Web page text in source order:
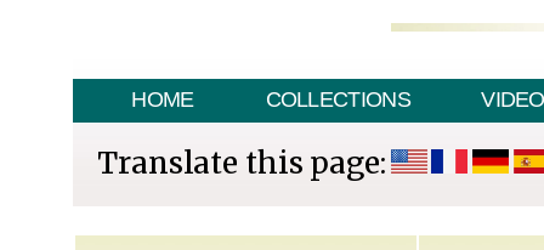
HOME COLLECTIONS VIDEO
Translate this page: